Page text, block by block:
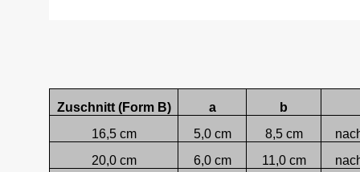
Zuschnitt (Form B) a b
16,5 cm
5,0 cm 8,5 cm
20,0 cm
6,0 cm 11,0 cm